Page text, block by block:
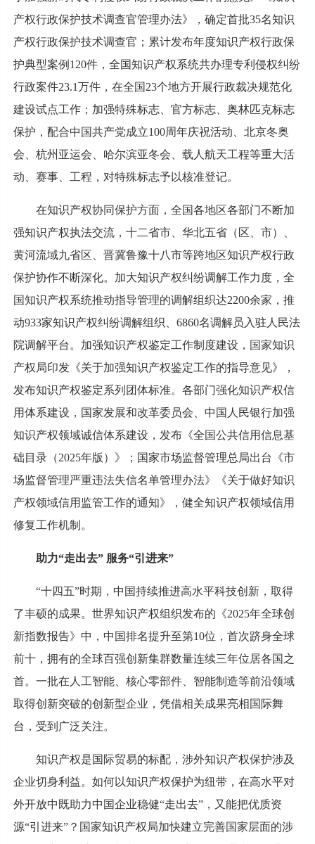
产权行政保护技术调查官管理办法》，确定首批35名知识
产权行政保护技术调查官；累计发布年度知识产权行政保
护典型案例120件，全国知识产权系统共办理专利侵权纠纷
行政案件23.1万件，在全国23个地方开展行政裁决规范化
建设试点工作；加强特殊标志、官方标志、奥林匹克标志
保护，配合中国共产党成立100周年庆祝活动、北京冬奥
会、杭州亚运会、哈尔滨亚冬会、载人航天工程等重大活
动、赛事、工程，对特殊标志予以核准登记。
在知识产权协同保护方面，全国各地区各部门不断加
强知识产权执法交流，十二省市、华北五省（区、市）、
黄河流域九省区、晋冀鲁豫十八市等跨地区知识产权行政
保护协作不断深化。加大知识产权纠纷调解工作力度，全
国知识产权系统推动指导管理的调解组织达2200余家，推
动933家知识产权纠纷调解组织、6860名调解员入驻人民法
院调解平台。加强知识产权鉴定工作制度建设，国家知识
产权局印发《关于加强知识产权鉴定工作的指导意见》，
发布知识产权鉴定系列团体标准。各部门强化知识产权信
用体系建设，国家发展和改革委员会、中国人民银行加强
知识产权领域诚信体系建设，发布《全国公共信用信息基
础目录（2025年版）》；国家市场监督管理总局出台《市
场监督管理严重违法失信名单管理办法》《关于做好知识
产权领域信用监管工作的通知》，健全知识产权领域信用
修复工作机制。
助力“走出去” 服务“引进来”
“十四五”时期，中国持续推进高水平科技创新，取得
了丰硕的成果。世界知识产权组织发布的《2025年全球创
新指数报告》中，中国排名提升至第10位，首次跻身全球
前十，拥有的全球百强创新集群数量连续三年位居各国之
首。一批在人工智能、核心零部件、智能制造等前沿领域
取得创新突破的创新型企业，凭借相关成果亮相国际舞
台，受到广泛关注。
知识产权是国际贸易的标配，涉外知识产权保护涉及
企业切身利益。如何以知识产权保护为纽带，在高水平对
外开放中既助力中国企业稳健“走出去”，又能把优质资
源“引进来”？国家知识产权局加快建立完善国家层面的涉